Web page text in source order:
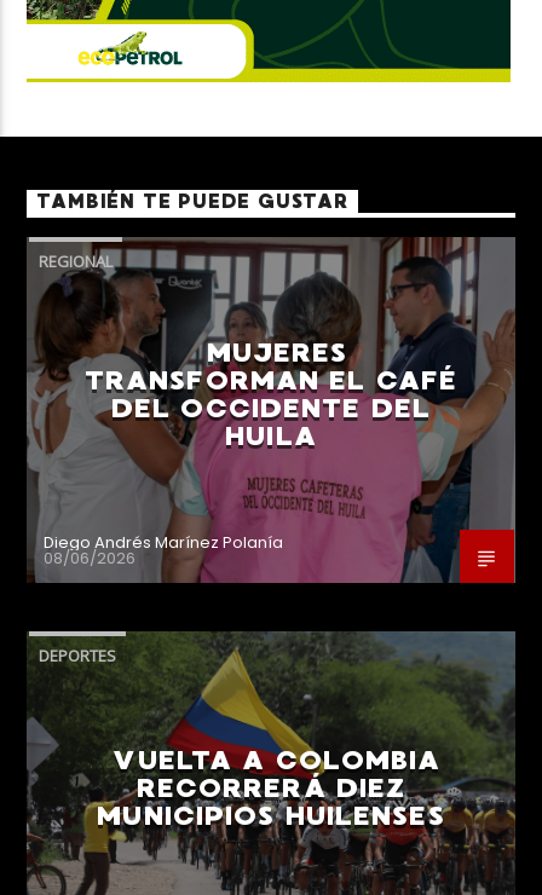
TAMBIÉN TE PUEDE GUSTAR
REGIONAL
MUJERES
TRANSFORMAN EL CAFÉ
DEL OCCIDENTE DEL
HUILA
Diego Andrés Marínez Polanía
08/06/2026
DEPORTES
VUELTA A COLOMBIA
RECORRERÁ DIEZ
MUNICIPIOS HUILENSES